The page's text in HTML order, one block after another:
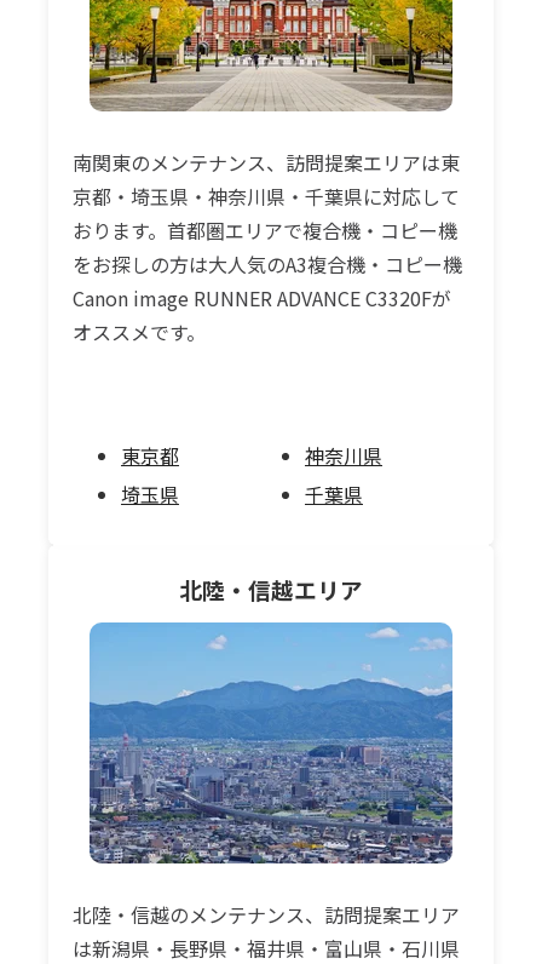
南関東のメンテナンス、訪問提案エリアは東
京都・埼玉県・神奈川県・千葉県に対応して
おります。首都圏エリアで複合機・コピー機
をお探しの方は大人気のA3複合機・コピー機
Canon image RUNNER ADVANCE C3320Fが
オススメです。
東京都
埼玉県
神奈川県
千葉県
北陸・信越エリア
北陸・信越のメンテナンス、訪問提案エリア
は新潟県・長野県・福井県・富山県・石川県